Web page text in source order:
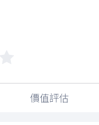
價值評估